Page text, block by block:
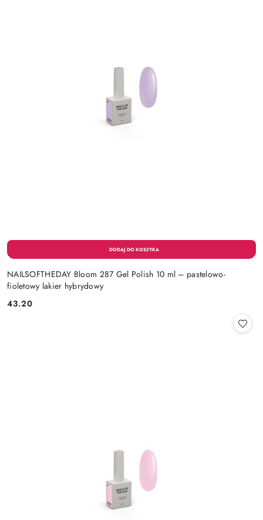
NAILSOFTHEDAY Bloom 287 Gel Polish 10 ml – pastelowo-
fioletowy lakier hybrydowy
Cena:
43.20